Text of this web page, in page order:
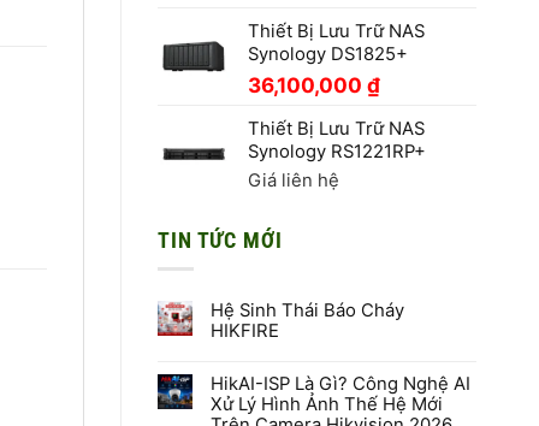
Thiết Bị Lưu Trữ NAS
Synology DS1825+
36,100,000 ₫
Thiết Bị Lưu Trữ NAS
Synology RS1221RP+
Giá liên hệ
TIN TỨC MỚI
Hệ Sinh Thái Báo Cháy
HIKFIRE
bình
luận
ở
HikAI-ISP Là Gì? Công Nghệ AI
Xử Lý Hình Ảnh Thế Hệ Mới